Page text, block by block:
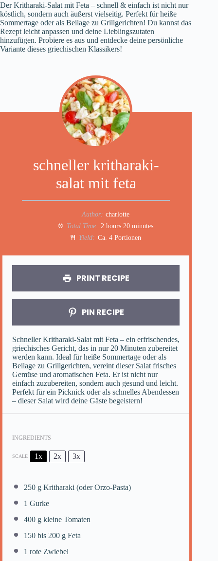
Der Kritharaki-Salat mit Feta – schnell & einfach ist nicht nur
köstlich, sondern auch äußerst vielseitig. Perfekt für heiße
Sommertage oder als Beilage zu Grillgerichten! Du kannst das
Rezept leicht anpassen und deine Lieblingszutaten
hinzufügen. Probiere es aus und entdecke deine persönliche
Variante dieses griechischen Klassikers!
schneller kritharaki-
salat mit feta
Author: charlotte
Total Time: 2 hours 20 minutes
Yield: Ca. 4 Portionen
PRINT RECIPE
PIN RECIPE
Schneller Kritharaki-Salat mit Feta – ein erfrischendes,
griechisches Gericht, das in nur 20 Minuten zubereitet
werden kann. Ideal für heiße Sommertage oder als
Beilage zu Grillgerichten, vereint dieser Salat frisches
Gemüse und aromatischen Feta. Er ist nicht nur
einfach zuzubereiten, sondern auch gesund und leicht.
Perfekt für ein Picknick oder als schnelles Abendessen
– dieser Salat wird deine Gäste begeistern!
INGREDIENTS
SCALE 1x 2x 3x
250 g Kritharaki (oder Orzo-Pasta)
1 Gurke
400 g kleine Tomaten
150 bis 200 g Feta
1 rote Zwiebel